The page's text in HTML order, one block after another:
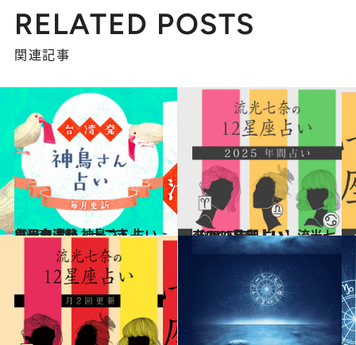
RELATED POSTS
関連記事
2026.1.18
【干支占い・十二支占い】台湾発 神鳥さん占い毎月の運勢
占い 2024.12.13
【2025年間占い】流光七奈の12星座占い
占い